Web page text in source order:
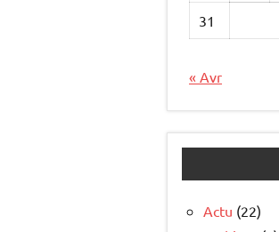
31
« Avr
Actu (22)